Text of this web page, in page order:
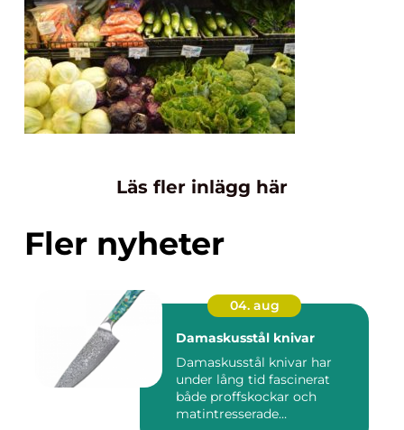
Läs fler inlägg här
Fler nyheter
04. aug
Damaskusstål knivar
Damaskusstål knivar har
under lång tid fascinerat
både proffskockar och
matintresserade